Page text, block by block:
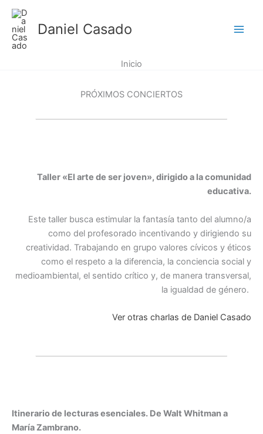
contenidoDaniel Casado
Inicio
PRÓXIMOS CONCIERTOS
Taller «El arte de ser joven», dirigido a la comunidad
educativa.
Este taller busca estimular la fantasía tanto del alumno/a
como del profesorado incentivando y dirigiendo su
creatividad. Trabajando en grupo valores cívicos y éticos
como el respeto a la diferencia, la conciencia social y
medioambiental, el sentido crítico y, de manera transversal,
la igualdad de género.
Ver otras charlas de Daniel Casado
Itinerario de lecturas esenciales. De Walt Whitman a
María Zambrano.